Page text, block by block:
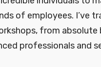
of employees. I’ve
from absolute
professionals and